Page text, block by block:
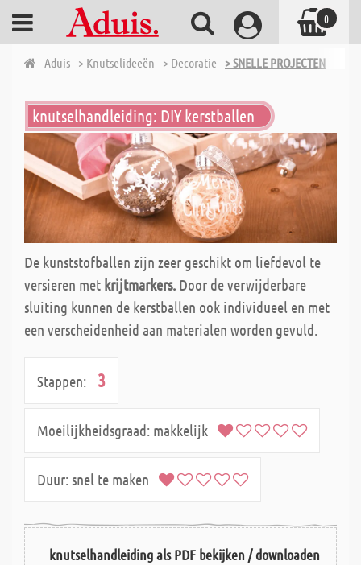
Aduis > Knutselideeën > Decoratie > SNELLE PROJECTEN
knutselhandleiding: DIY kerstballen
De kunststofballen zijn zeer geschikt om liefdevol te
versieren met krijtmarkers. Door de verwijderbare
sluiting kunnen de kerstballen ook individueel en met
een verscheidenheid aan materialen worden gevuld.
Stappen: 3
Moeilijkheidsgraad: makkelijk
Duur:snel te maken
knutselhandleiding als PDF bekijken / downloaden
0